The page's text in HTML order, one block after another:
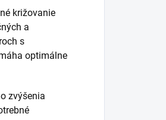
križovanie
a
s
optimálne
zvýšenia